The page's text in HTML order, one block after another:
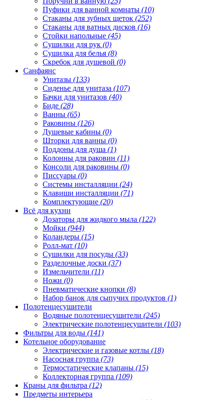
Пуфики для ванной комнаты (10)
Стаканы для зубных щеток (252)
Стаканы для ватных дисков (16)
Стойки напольные (45)
Сушилки для рук (0)
Сушилка для белья (8)
Скребок для душевой (0)
Санфаянс
Унитазы (133)
Сиденье для унитаза (107)
Бачки для унитазов (40)
Биде (28)
Ванны (65)
Раковины (126)
Душевые кабины (0)
Шторки для ванны (0)
Поддоны для душа (1)
Колонны для раковин (11)
Консоли для раковины (0)
Писсуары (0)
Системы инсталляции (24)
Клавиши инсталляции (71)
Комплектующие (20)
Всё для кухни
Дозаторы для жидкого мыла (122)
Мойки (944)
Коландеры (15)
Ролл-мат (10)
Сушилки для посуды (33)
Разделочные доски (37)
Измельчители (11)
Ножи (0)
Пневматические кнопки (8)
Набор банок для сыпучих продуктов (1)
Полотенцесушители
Водяные полотенцесушители (245)
Электрические полотенцесушители (103)
Фильтры для воды (141)
Котельное оборудование
Электрические и газовые котлы (18)
Насосная группа (73)
Термостатические клапаны (15)
Коллекторная группа (109)
Краны для фильтра (12)
Предметы интерьера